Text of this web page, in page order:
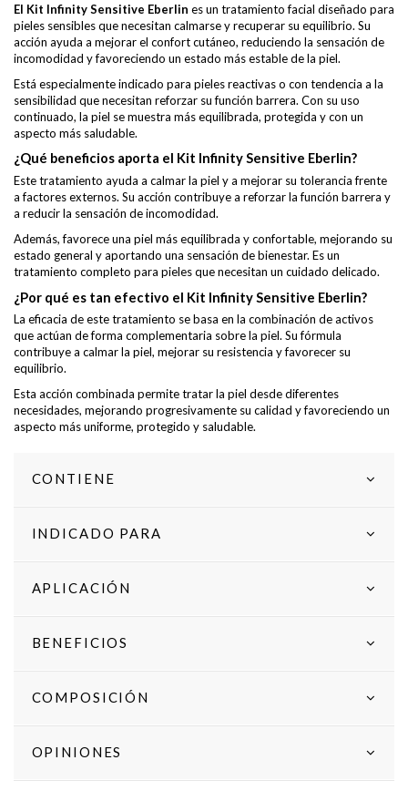
El Kit Infinity Sensitive Eberlin es un tratamiento facial diseñado para
pieles sensibles que necesitan calmarse y recuperar su equilibrio. Su
acción ayuda a mejorar el confort cutáneo, reduciendo la sensación de
incomodidad y favoreciendo un estado más estable de la piel.
Está especialmente indicado para pieles reactivas o con tendencia a la
sensibilidad que necesitan reforzar su función barrera. Con su uso
continuado, la piel se muestra más equilibrada, protegida y con un
aspecto más saludable.
¿Qué beneficios aporta el Kit Infinity Sensitive Eberlin?
Este tratamiento ayuda a calmar la piel y a mejorar su tolerancia frente
a factores externos. Su acción contribuye a reforzar la función barrera y
a reducir la sensación de incomodidad.
Además, favorece una piel más equilibrada y confortable, mejorando su
estado general y aportando una sensación de bienestar. Es un
tratamiento completo para pieles que necesitan un cuidado delicado.
¿Por qué es tan efectivo el Kit Infinity Sensitive Eberlin?
La eficacia de este tratamiento se basa en la combinación de activos
que actúan de forma complementaria sobre la piel. Su fórmula
contribuye a calmar la piel, mejorar su resistencia y favorecer su
equilibrio.
Esta acción combinada permite tratar la piel desde diferentes
necesidades, mejorando progresivamente su calidad y favoreciendo un
aspecto más uniforme, protegido y saludable.
CONTIENE
INDICADO PARA
APLICACIÓN
BENEFICIOS
COMPOSICIÓN
OPINIONES